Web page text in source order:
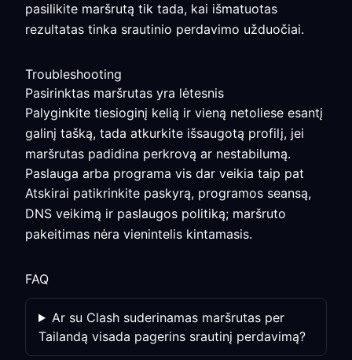
pasilikite maršrutą tik tada, kai išmatuotas
rezultatas tinka srautinio perdavimo užduočiai.
Troubleshooting
Pasirinktas maršrutas yra lėtesnis
Palyginkite tiesioginį kelią ir vieną netoliese esantį
galinį tašką, tada atkurkite išsaugotą profilį, jei
maršrutas padidina perkrovą ar nestabilumą.
Paslauga arba programa vis dar veikia taip pat
Atskirai patikrinkite paskyrą, programos seansą,
DNS veikimą ir paslaugos politiką; maršruto
pakeitimas nėra vienintelis kintamasis.
FAQ
Ar su Clash suderinamas maršrutas per
Tailandą visada pagerins srautinį perdavimą?